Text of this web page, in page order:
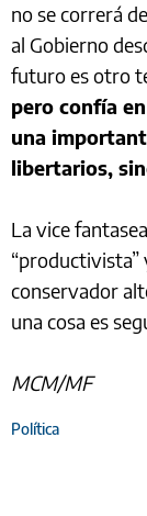
no se correrá
al Gobierno
futuro es otro
pero confía
una
libertarios,
La vice
“productivista”
conservador
una cosa es
MCM/MF
Política